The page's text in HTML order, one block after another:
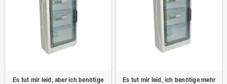
Es tut mir leid, aber ich benötige
Es tut mir leid, ich benötige mehr